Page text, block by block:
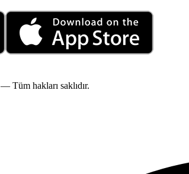
— Tüm hakları saklıdır.